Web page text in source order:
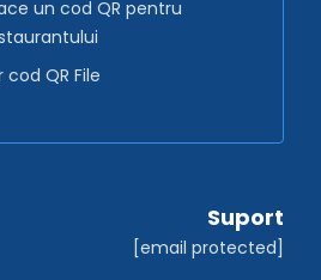
un cod QR pentru
QR File
Suport
[email protected]